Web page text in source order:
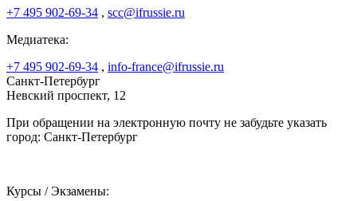
+7 495 902-69-34 , scc@ifrussie.ru
Медиатека:
+7 495 902-69-34 , info-france@ifrussie.ru
Санкт-Петербург
Невский проспект, 12
При обращении на электронную почту не забудьте указать
город: Санкт-Петербург
Курсы / Экзамены: